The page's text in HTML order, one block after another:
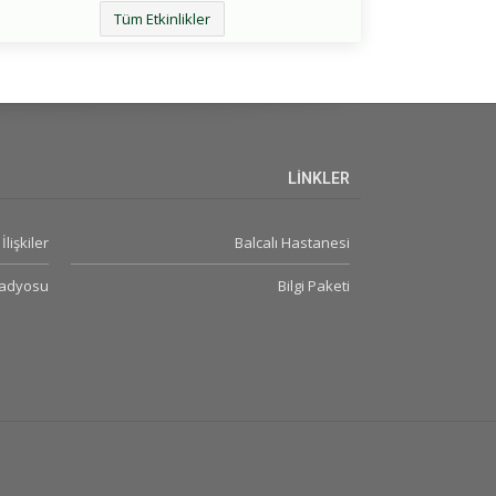
Tüm Etkinlikler
LİNKLER
Balcalı Hastanesi
Bilgi Paketi
İlişkiler